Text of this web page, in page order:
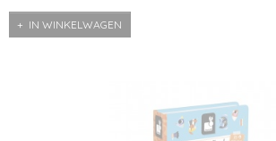
IN WINKELWAGEN